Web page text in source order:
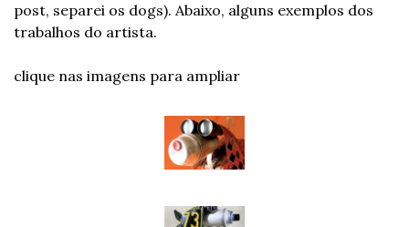
post, separei os dogs). Abaixo, alguns exemplos dos
trabalhos do artista.
clique nas imagens para ampliar